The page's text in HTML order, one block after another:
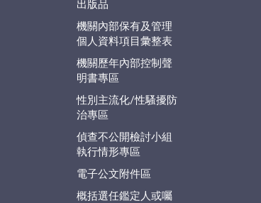
出版品
機關內部保有及管理
個人資料項目彙整表
機關歷年內部控制聲
明書專區
性別主流化/性騷擾防
治專區
偵查不公開檢討小組
執行情形專區
電子公文附件區
概括選任鑑定人或囑